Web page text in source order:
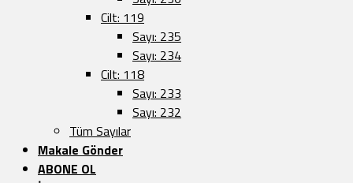
Cilt: 119
Sayı: 235
Sayı: 234
Cilt: 118
Sayı: 233
Sayı: 232
Tüm Sayılar
Makale Gönder
ABONE OL